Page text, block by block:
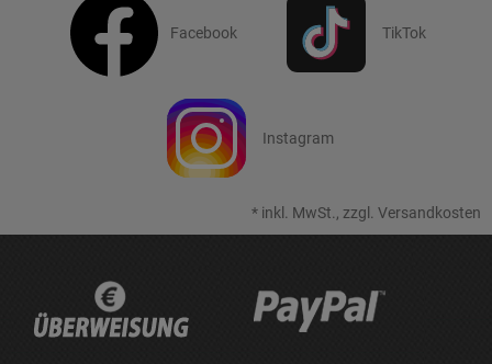
Facebook TikTok
Instagram
* inkl. MwSt., zzgl. Versandkosten